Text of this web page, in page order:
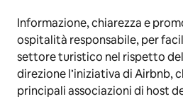
Informazione, chiarezza e
ospitalità responsabile, per
settore turistico nel rispetto
direzione l’iniziativa di Airbnb,
principali associazioni di host